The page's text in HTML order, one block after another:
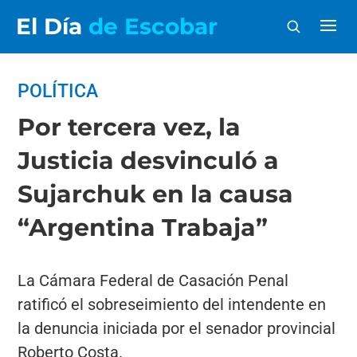
El Día de Escobar
POLÍTICA
Por tercera vez, la
Justicia desvinculó a
Sujarchuk en la causa
“Argentina Trabaja”
La Cámara Federal de Casación Penal
ratificó el sobreseimiento del intendente en
la denuncia iniciada por el senador provincial
Roberto Costa.